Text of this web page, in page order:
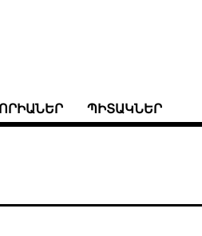
ՊԻՏԱԿՆԵՐ